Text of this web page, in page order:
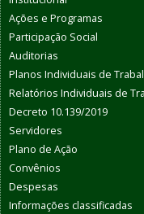
Ações e Programas
Participação Social
Auditorias
Planos Individuais de
Relatórios Individuais de
Decreto 10.139/2019
Servidores
Plano de Ação
Convênios
Despesas
Informações classificadas